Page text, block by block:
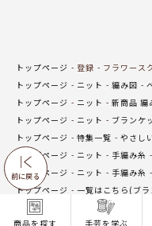
商品を探す 手芸を学ぶ
前に戻る
トップページ 登録
フラワース
トップページ
ニット 編み図
トップページ
ニット 新商品 編
トップページ
ニット ブランケ
トップページ
特集一覧 やさし
トップページ
ニット 手編み糸
トップページ
ニット 手編み糸
トップページ
一覧はこちら(ブ
トップページ
特集一覧 ベビー